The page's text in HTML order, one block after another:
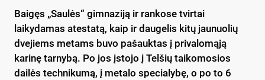
Baigęs „Saulės“ gimnaziją ir rankose tvirtai
laikydamas atestatą, kaip ir daugelis kitų jaunuolių
dvejiems metams buvo pašauktas į privalomąją
karinę tarnybą. Po jos įstojo į Telšių taikomosios
dailės technikumą, į metalo specialybę, o po to 6